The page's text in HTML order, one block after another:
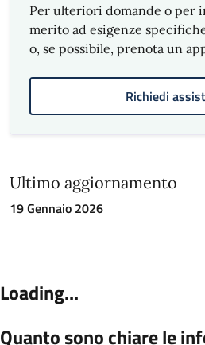
Per ulteriori domande o per
merito ad esigenze
o, se possibile, prenota un
Richiedi
Ultimo aggiornamento
19 Gennaio 2026